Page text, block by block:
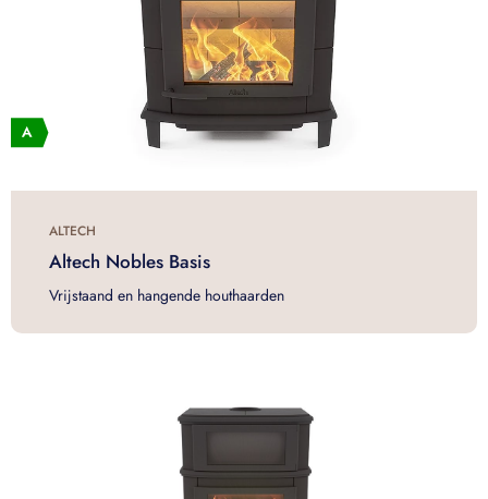
ALTECH
Altech Nobles Basis
Vrijstaand en hangende houthaarden